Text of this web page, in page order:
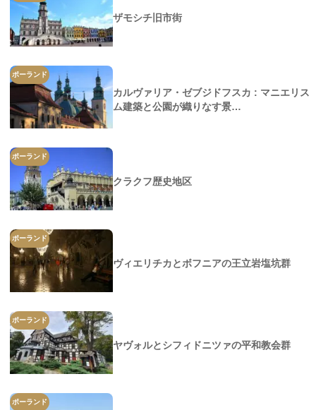
ザモシチ旧市街
ポーランド
カルヴァリア・ゼブジドフスカ : マニエリス
ム建築と公園が織りなす景…
ポーランド
クラクフ歴史地区
ポーランド
ヴィエリチカとボフニアの王立岩塩坑群
ポーランド
ヤヴォルとシフィドニツァの平和教会群
ポーランド